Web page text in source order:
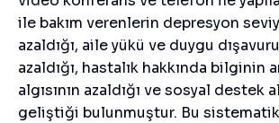
ile bakım verenlerin depresyon
azaldığı, aile yükü ve duygu
azaldığı, hastalık hakkında bilginin
algısının azaldığı ve sosyal destek
geliştiği bulunmuştur. Bu